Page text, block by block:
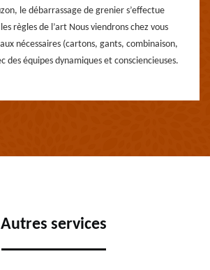
le débarrassage de grenier s’effectue
règles de l’art Nous viendrons chez vous
nécessaires (cartons, gants, combinaison,
équipes dynamiques et consciencieuses.
Autres services